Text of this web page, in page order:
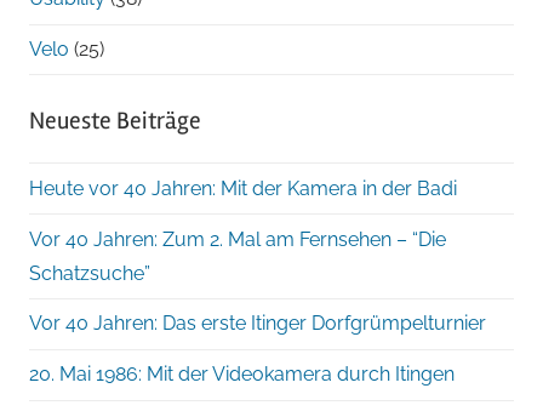
Velo (25)
Neueste Beiträge
Heute vor 40 Jahren: Mit der Kamera in der Badi
Vor 40 Jahren: Zum 2. Mal am Fernsehen – “Die
Schatzsuche”
Vor 40 Jahren: Das erste Itinger Dorfgrümpelturnier
20. Mai 1986: Mit der Videokamera durch Itingen